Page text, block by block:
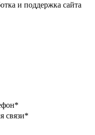
и поддержка сайта
связи*